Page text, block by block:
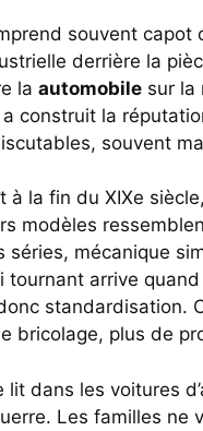
souvent
derrière la
la automobile sur la
construit la
souvent
à la fin du XIXe
modèles
séries, mécanique
tournant arrive
standardisation.
bricolage, plus de
lit dans les voitures
Les familles